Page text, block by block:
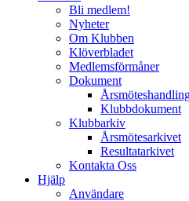
Bli medlem!
Nyheter
Om Klubben
Klöverbladet
Medlemsförmåner
Dokument
Klubbdokument
Klubbarkiv
Årsmötesarkivet
Resultatarkivet
Kontakta Oss
Hjälp
Användare